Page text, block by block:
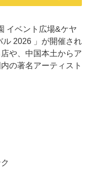
イベント広場&ケヤ
2026 」が開催され
や、中国本土からア
の著名アーティスト